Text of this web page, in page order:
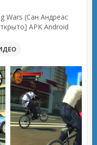
Wars (Сан Андреас
APK Android